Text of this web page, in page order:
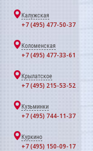
Калужская
+7 (495) 477-50-37
Коломенская
+7 (495) 477-33-61
Крылатское
+7 (495) 215-53-52
Кузьминки
+7 (495) 744-11-37
Куркино
+7 (495) 150-09-17